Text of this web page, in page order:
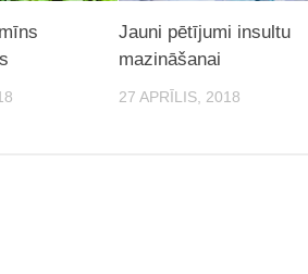
Jauni pētījumi insultu
mazināšanai
27 APRĪLIS, 2018